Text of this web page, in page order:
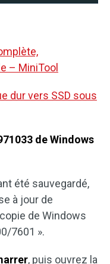
– MiniTool
dur vers SSD sous
de Windows
été sauvegardé,
à jour de
de Windows
7601 ».
, puis ouvrez la